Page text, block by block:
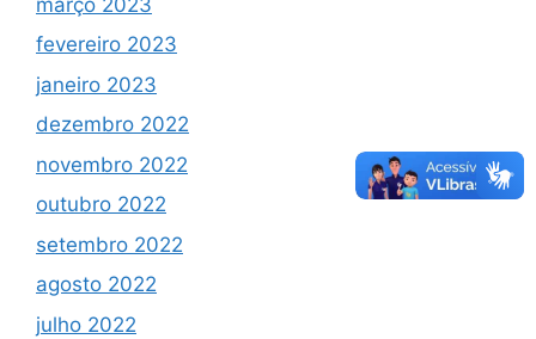
fevereiro 2023
janeiro 2023
dezembro 2022
novembro 2022
outubro 2022
setembro 2022
agosto 2022
julho 2022